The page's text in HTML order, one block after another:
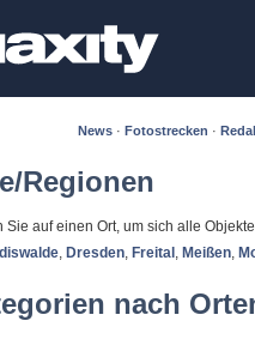
News · Fotostrecken ·
Regionen
Sie auf einen Ort, um sich alle
, Dresden, Freital , Meißen,
nach